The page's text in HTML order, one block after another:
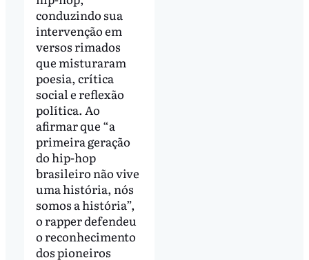
conduzindo sua
intervenção em
versos rimados
que misturaram
poesia, crítica
social e reflexão
política. Ao
afirmar que “a
primeira geração
do hip-hop
brasileiro não vive
uma história, nós
somos a história”,
o rapper defendeu
o reconhecimento
dos pioneiros